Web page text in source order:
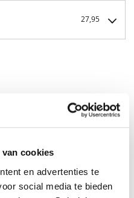
cookies
en advertenties te
social media te bieden
27,95
St. Teresa of Avila's